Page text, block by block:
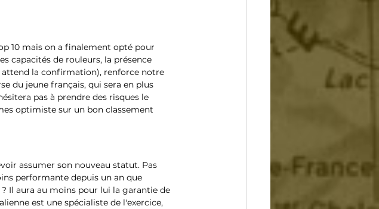
10 mais on a finalement opté pour
capacités de rouleurs, la présence
attend la confirmation), renforce notre
du jeune français, qui sera en plus
pas à prendre des risques le
optimiste sur un bon classement
assumer son nouveau statut. Pas
performante depuis un an que
Il aura au moins pour lui la garantie de
est une spécialiste de l'exercice,